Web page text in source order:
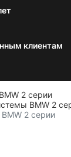
клиентам
2 серии
BMW 2
2 серии